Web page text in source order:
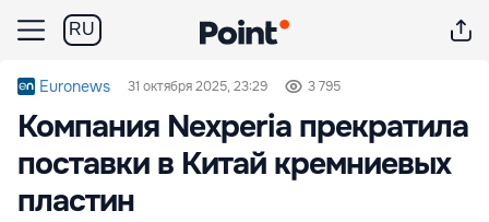
RU
Euronews 31 октября 2025, 23:29 3 795
Компания Nexperia прекратила
поставки в Китай кремниевых
пластин